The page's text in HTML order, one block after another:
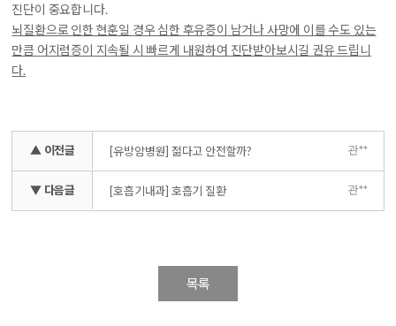
진단이 중요합니다.
뇌질환으로 인한 현훈일 경우 심한 후유증이 남거나 사망에 이를 수도 있는
만큼 어지럼증이 지속될 시 빠르게 내원하여 진단받아보시길 권유 드립니
다.
▲ 이전글 [유방암병원] 젊다고 안전할까? 관**
▼ 다음글 [호흡기내과] 호흡기 질환 관**
목록